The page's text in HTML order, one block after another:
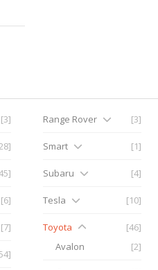
[3]
[6]
[7]
Range Rover [3]
Smart [1]
Subaru [4]
Tesla [10]
Toyota
[46]
Avalon
[2]